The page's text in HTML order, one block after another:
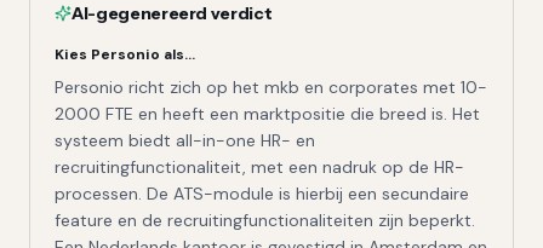
AI-gegenereerd verdict
Kies Personio als…
Personio richt zich op het mkb en corporates met 10-
2000 FTE en heeft een marktpositie die breed is. Het
systeem biedt all-in-one HR- en
recruitingfunctionaliteit, met een nadruk op de HR-
processen. De ATS-module is hierbij een secundaire
feature en de recruitingfunctionaliteiten zijn beperkt.